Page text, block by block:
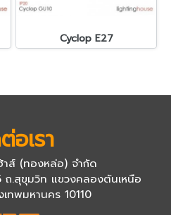
Cyclop E27
อเรา
าส์ (ทองหล่อ) จำกัด
.สุขุมวิท แขวงคลองตันเหนือ
ทพมหานคร 10110